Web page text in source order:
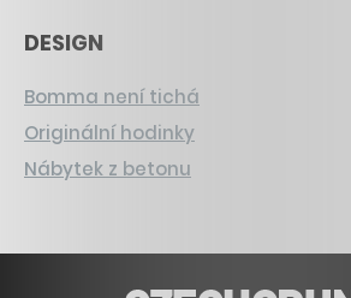
DESIGN
Bomma není tichá
Originální hodinky
Nábytek z betonu